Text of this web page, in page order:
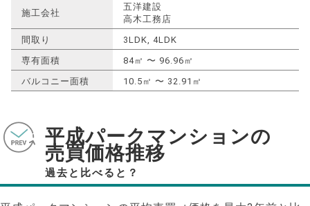
施工会社
五洋建設
高木工務店
間取り
3LDK, 4LDK
専有面積
84㎡ 〜 96.96㎡
バルコニー面積
10.5㎡ 〜 32.91㎡
平成パークマンションの
売買価格推移
過去と比べると？